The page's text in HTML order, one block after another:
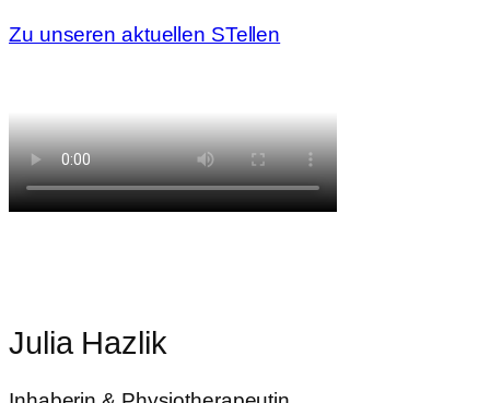
Zu unseren aktuellen STellen
Julia Hazlik